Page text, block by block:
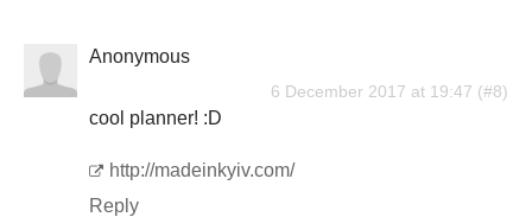
Anonymous
6 December 2017 at 19:47
cool planner! :D
http://madeinkyiv.com/
Reply